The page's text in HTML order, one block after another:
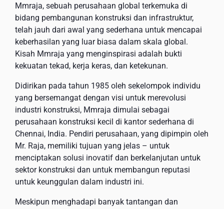
Mmraja, sebuah perusahaan global terkemuka di
bidang pembangunan konstruksi dan infrastruktur,
telah jauh dari awal yang sederhana untuk mencapai
keberhasilan yang luar biasa dalam skala global.
Kisah Mmraja yang menginspirasi adalah bukti
kekuatan tekad, kerja keras, dan ketekunan.
Didirikan pada tahun 1985 oleh sekelompok individu
yang bersemangat dengan visi untuk merevolusi
industri konstruksi, Mmraja dimulai sebagai
perusahaan konstruksi kecil di kantor sederhana di
Chennai, India. Pendiri perusahaan, yang dipimpin oleh
Mr. Raja, memiliki tujuan yang jelas – untuk
menciptakan solusi inovatif dan berkelanjutan untuk
sektor konstruksi dan untuk membangun reputasi
untuk keunggulan dalam industri ini.
Meskipun menghadapi banyak tantangan dan